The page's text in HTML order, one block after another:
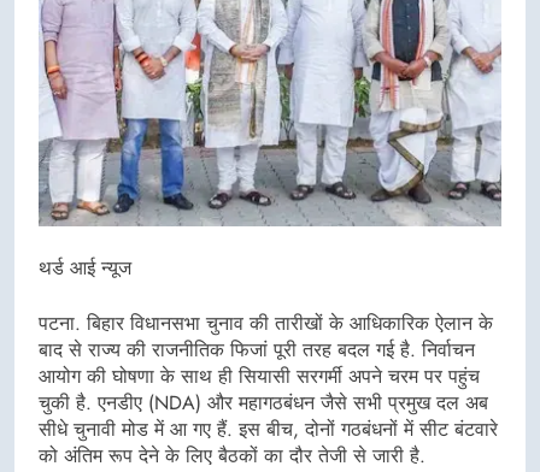
थर्ड आई न्यूज
पटना. बिहार विधानसभा चुनाव की तारीखों के आधिकारिक ऐलान के
बाद से राज्य की राजनीतिक फिजां पूरी तरह बदल गई है. निर्वाचन
आयोग की घोषणा के साथ ही सियासी सरगर्मी अपने चरम पर पहुंच
चुकी है. एनडीए (NDA) और महागठबंधन जैसे सभी प्रमुख दल अब
सीधे चुनावी मोड में आ गए हैं. इस बीच, दोनों गठबंधनों में सीट बंटवारे
को अंतिम रूप देने के लिए बैठकों का दौर तेजी से जारी है.